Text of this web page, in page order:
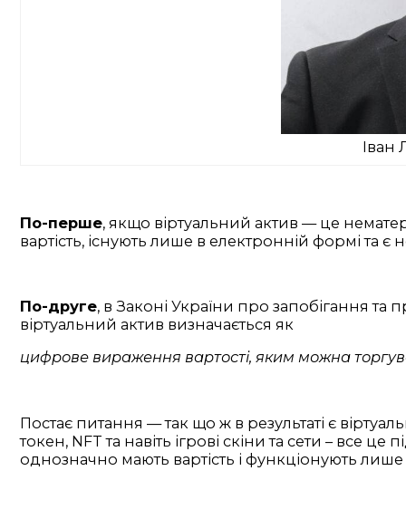
Іван
По-перше, якщо віртуальний актив — це
вартість, існують лише в електронній формі та
По-друге, в Законі України про запобігання та
віртуальний актив визначається як
цифрове вираження вартості, яким можна
Постає питання — так що ж в результаті є
токен, NFT та навіть ігрові скіни та сети – все
однозначно мають вартість і функціонують